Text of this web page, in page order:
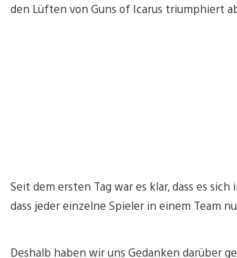
den Lüften von Guns of Icarus triumphiert
Seit dem ersten Tag war es klar, dass es
dass jeder einzelne Spieler in einem Team
Deshalb haben wir uns Gedanken darüber